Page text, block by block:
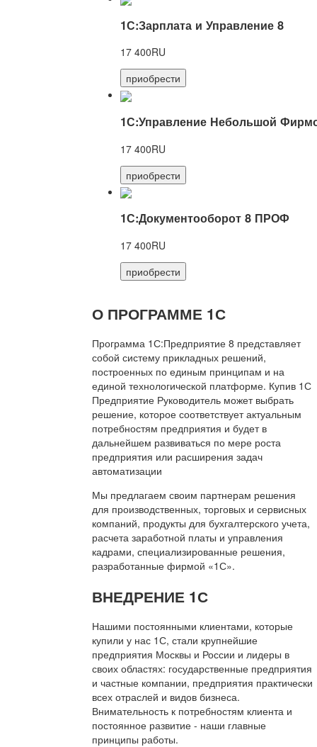
1С:Зарплата и Управление 8
17 400RU
приобрести
1С:Управление Небольшой
17 400RU
приобрести
1С:Документооборот 8 ПРОФ
17 400RU
приобрести
О ПРОГРАММЕ 1С
Программа 1С:Предприятие 8 представляет
собой систему прикладных решений,
построенных по единым принципам и на
единой технологической платформе. Купив 1С
Предприятие Руководитель может выбрать
решение, которое соответствует актуальным
потребностям предприятия и будет в
дальнейшем развиваться по мере роста
предприятия или расширения задач
автоматизации
Мы предлагаем своим партнерам решения
для производственных, торговых и сервисных
компаний, продукты для бухгалтерского учета,
расчета заработной платы и управления
кадрами, специализированные решения,
разработанные фирмой «1С».
ВНЕДРЕНИЕ 1С
Нашими постоянными клиентами, которые
купили у нас 1С, стали крупнейшие
предприятия Москвы и России и лидеры в
своих областях: государственные предприятия
и частные компании, предприятия практически
всех отраслей и видов бизнеса.
Внимательность к потребностям клиента и
постоянное развитие - наши главные
принципы работы.